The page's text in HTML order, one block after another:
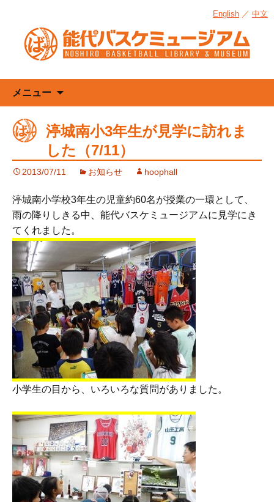
English ／ 中文
メニュー
ン
ツ
へ
ス
キ
プ
渟城南小3年生が見学に訪れま
した（7/11）
2013/07/11 お知らせ hoophall
渟城南小学校3年生の児童約60名が授業の一環として、
雨の降りしきる中、能代バスケミュージアムに見学にき
てくれました。
小学生の目から、いろいろな質問がありました。